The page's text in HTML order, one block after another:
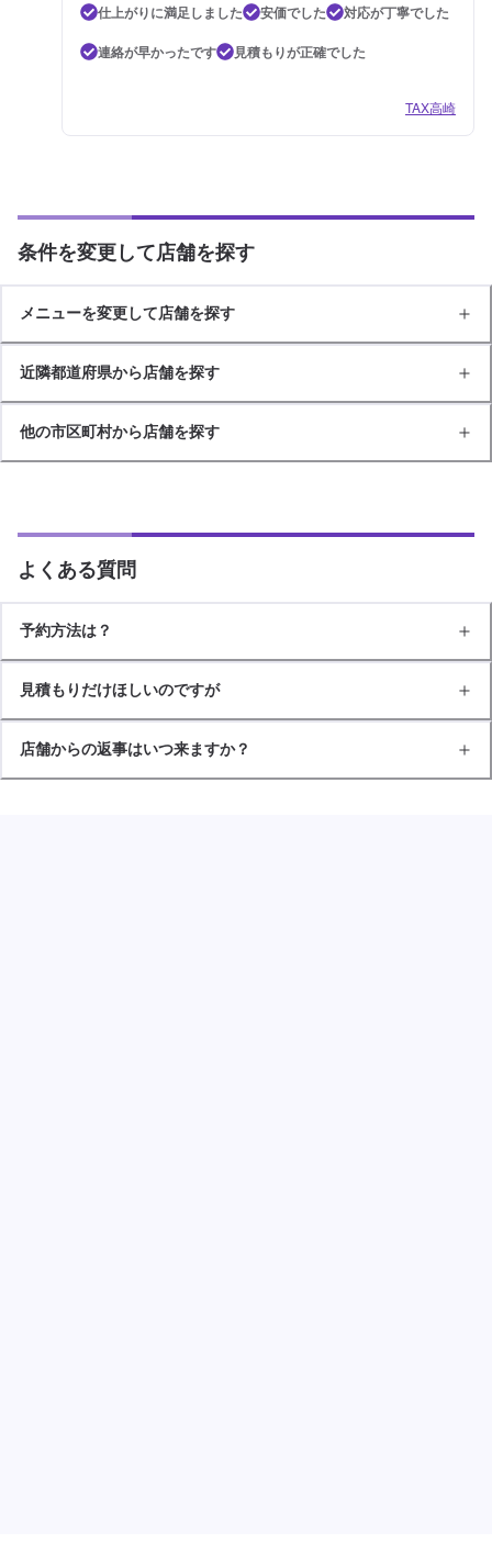
仕上がりに満足しました 安価でした
対応が丁寧でした
連絡が早かったです
見積もりが正確でした
TAX高崎
条件を変更して店舗を探す
メニューを変更して店舗を探す
近隣都道府県から店舗を探す
他の市区町村から店舗を探す
よくある質問
予約方法は？
見積もりだけほしいのですが
店舗からの返事はいつ来ますか？